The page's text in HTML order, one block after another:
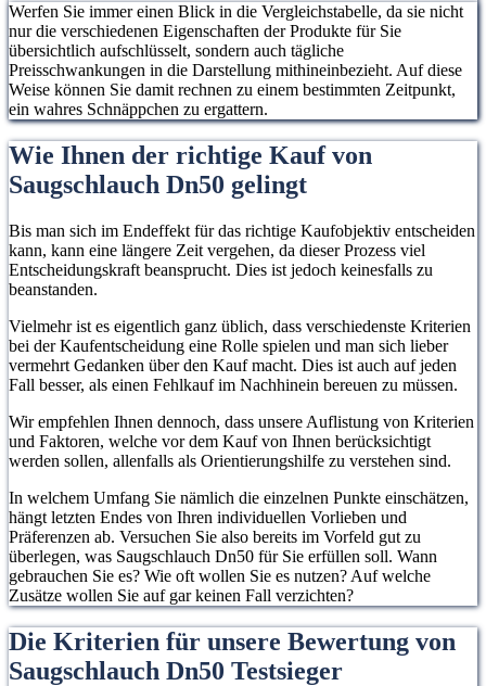
Werfen Sie immer einen Blick in die Vergleichstabelle, da sie nicht
nur die verschiedenen Eigenschaften der Produkte für Sie
übersichtlich aufschlüsselt, sondern auch tägliche
Preisschwankungen in die Darstellung mithineinbezieht. Auf diese
Weise können Sie damit rechnen zu einem bestimmten Zeitpunkt,
ein wahres Schnäppchen zu ergattern.
Wie Ihnen der richtige Kauf von
Saugschlauch Dn50 gelingt
Bis man sich im Endeffekt für das richtige Kaufobjektiv entscheiden
kann, kann eine längere Zeit vergehen, da dieser Prozess viel
Entscheidungskraft beansprucht. Dies ist jedoch keinesfalls zu
beanstanden.
Vielmehr ist es eigentlich ganz üblich, dass verschiedenste Kriterien
bei der Kaufentscheidung eine Rolle spielen und man sich lieber
vermehrt Gedanken über den Kauf macht. Dies ist auch auf jeden
Fall besser, als einen Fehlkauf im Nachhinein bereuen zu müssen.
Wir empfehlen Ihnen dennoch, dass unsere Auflistung von Kriterien
und Faktoren, welche vor dem Kauf von Ihnen berücksichtigt
werden sollen, allenfalls als Orientierungshilfe zu verstehen sind.
In welchem Umfang Sie nämlich die einzelnen Punkte einschätzen,
hängt letzten Endes von Ihren individuellen Vorlieben und
Präferenzen ab. Versuchen Sie also bereits im Vorfeld gut zu
überlegen, was Saugschlauch Dn50 für Sie erfüllen soll. Wann
gebrauchen Sie es? Wie oft wollen Sie es nutzen? Auf welche
Zusätze wollen Sie auf gar keinen Fall verzichten?
Die Kriterien für unsere Bewertung von
Saugschlauch Dn50 Testsieger